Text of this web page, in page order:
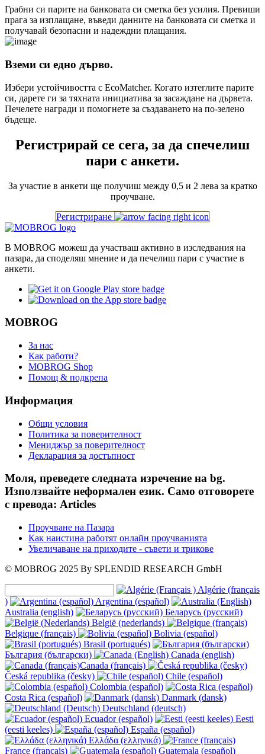
Грабни си парите на банковата си сметка без усилия. Превиши
прага за изплащане, въведи данните на банковата си сметка и
получавай безопасни и надеждни плащания.
Вземи си едно дърво.
Избери устойчивостта с EcoMatcher. Когато изтеглите парите
си, дарете ги за тяхната инициатива за засаждане на дървета.
Печелете награди и помогнете за създаването на по-зелено
бъдеще.
Регистрирай се сега, за да спечелиш
пари с анкети.
За участие в анкети ще получиш между 0,5 и 2 лева за кратко
проучване.
Регистриране
В MOBROG можеш да участваш активно в изследвания на
пазара, да споделяш мнение и да печелиш пари с участие в
анкети.
MOBROG
За нас
Как работи?
MOBROG Shop
Помощ & подкрепа
Информация
Общи условия
Политика за поверителност
Мениджър за поверителност
Декларация за достъпност
Моля, преведете следната изречение на bg.
Използвайте неформален език. Само отговорете
с превода: Articles
Проучване на Пазара
Как наистина работят онлайн проучванията
Увеличаване на приходите - съвети и трикове
© MOBROG 2025 By SPLENDID RESEARCH GmbH
Algérie (français
)
Argentina (español)
Australia (english)
Беларусь (русский)
België (nederlands)
Belgique (français)
Bolivia (español)
Brasil (portugués)
България (български)
Canada (english)
Canada (français)
Česká republika (česky)
Chile (español)
Colombia (español)
Costa Rica (español)
Danmark (dansk)
Deutschland (deutsch)
Ecuador (español)
Eesti
(eesti keeles)
España (español)
Ελλάδα (ελληνικά)
France (français)
Guatemala (español)